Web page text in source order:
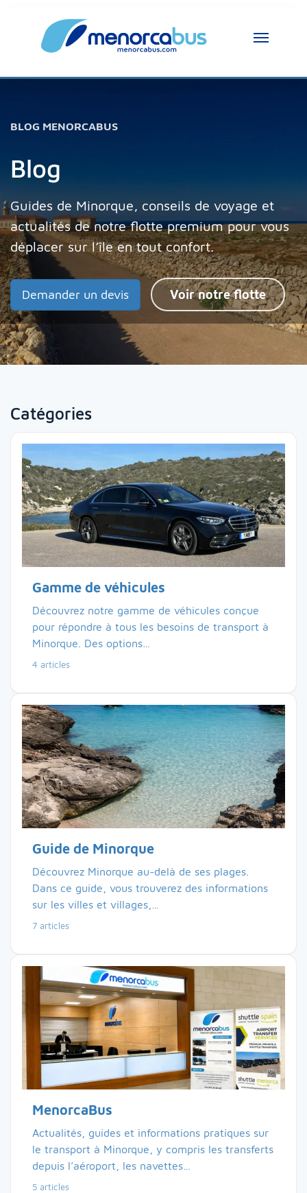
BLOG MENORCABUS
Blog
Guides de Minorque, conseils de voyage et
actualités de notre flotte premium pour vous
déplacer sur l’île en tout confort.
Demander un devis Voir notre flotte
Catégories
Gamme de véhicules
Découvrez notre gamme de véhicules conçue
pour répondre à tous les besoins de transport à
Minorque. Des options…
4 articles
Guide de Minorque
Découvrez Minorque au-delà de ses plages.
Dans ce guide, vous trouverez des informations
sur les villes et villages,…
7 articles
MenorcaBus
Actualités, guides et informations pratiques sur
le transport à Minorque, y compris les transferts
depuis l’aéroport, les navettes…
5 articles